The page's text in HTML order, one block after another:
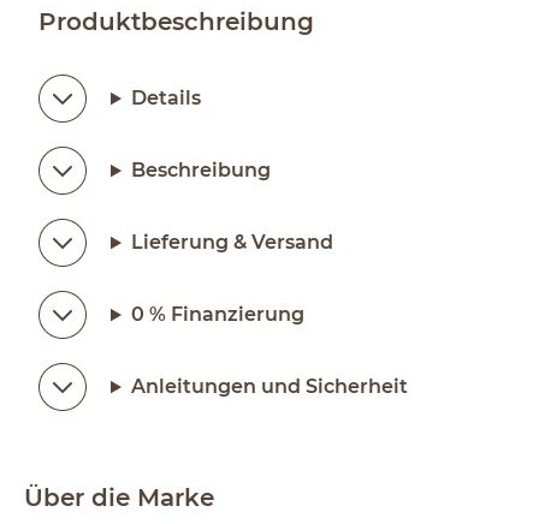
Produktbeschreibung
Details
Beschreibung
Lieferung & Versand
0 % Finanzierung
Anleitungen und Sicherheit
Über die Marke